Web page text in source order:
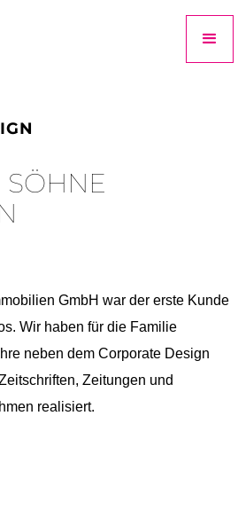
SÖHNE
GmbH war der erste Kunde
Wir haben für die Familie
neben dem Corporate Design
Zeitungen und
realisiert.